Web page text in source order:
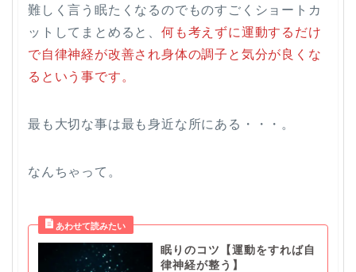
難しく言う眠たくなるのでものすごくショートカ
ットしてまとめると、何も考えずに運動するだけ
で自律神経が改善され身体の調子と気分が良くな
るという事です。
最も大切な事は最も身近な所にある・・・。
なんちゃって。
眠りのコツ【運動をすれば自
律神経が整う】